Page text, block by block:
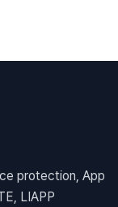
protection, App
LIAPP